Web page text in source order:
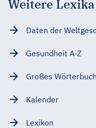
Weitere Lexika
Daten der
Gesundheit A-Z
Großes
Kalender
Lexikon